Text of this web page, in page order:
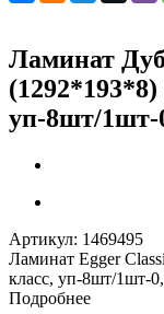
Ламинат
(1292*193*8)
уп-8шт/1шт-
Артикул: 1469495
Ламинат Egger
класс, уп-8шт/1шт-
Подробнее